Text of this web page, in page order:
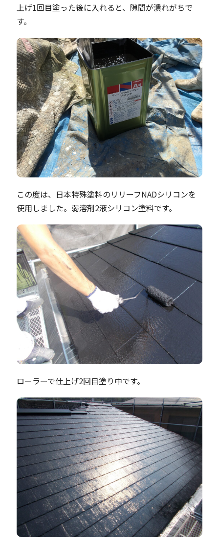
上げ1回目塗った後に入れると、隙間が潰れがちで
す。
この度は、日本特殊塗料のリリーフNADシリコンを
使用しました。弱溶剤2液シリコン塗料です。
ローラーで仕上げ2回目塗り中です。